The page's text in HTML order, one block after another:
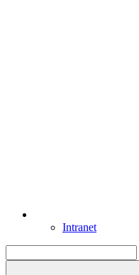
Intranet